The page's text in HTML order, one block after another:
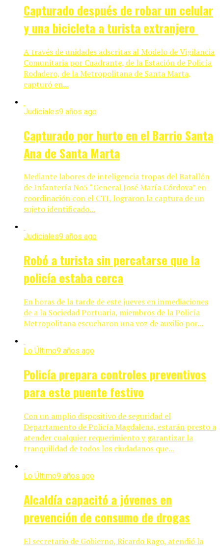
Capturado después de robar un celular
y una bicicleta a turista extranjero
A través de unidades adscritas al Modelo de Vigilancia
Comunitaria por Cuadrante, de la Estación de Policía
Rodadero, de la Metropolitana de Santa Marta,
capturó en...
Judiciales9 años ago
Capturado por hurto en el Barrio Santa
Ana de Santa Marta
Mediante labores de inteligencia tropas del Batallón
de Infantería No5 “General José María Córdova” en
coordinación con el CTI, lograron la captura de un
sujeto identificado...
Judiciales9 años ago
Robó a turista sin percatarse que la
policía estaba cerca
En horas de la tarde de este jueves en inmediaciones
de a la Sociedad Portuaria, miembros de la Policía
Metropolitana escucharon una voz de auxilio por...
Lo Último9 años ago
Policía prepara controles preventivos
para este puente festivo
Con un amplio dispositivo de seguridad el
Departamento de Policía Magdalena, estarán presto a
atender cualquier requerimiento y garantizar la
tranquilidad de todos los ciudadanos que...
Lo Último9 años ago
Alcaldía capacitó a jóvenes en
prevención de consumo de drogas
El secretario de Gobierno, Ricardo Rago, atendió la